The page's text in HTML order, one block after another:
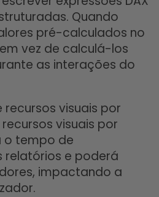
Quando
pré-calculados no
vez de calculá-los
as interações do
recursos visuais por
visuais por
o tempo de
e poderá
impactando a